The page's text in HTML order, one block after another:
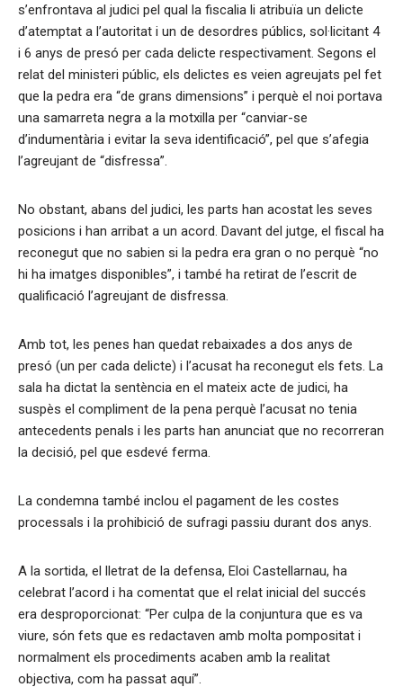
s’enfrontava al judici pel qual la fiscalia li atribuïa un delicte
d’atemptat a l’autoritat i un de desordres públics, sol·licitant 4
i 6 anys de presó per cada delicte respectivament. Segons el
relat del ministeri públic, els delictes es veien agreujats pel fet
que la pedra era “de grans dimensions” i perquè el noi portava
una samarreta negra a la motxilla per “canviar-se
d’indumentària i evitar la seva identificació”, pel que s’afegia
l’agreujant de “disfressa”.
No obstant, abans del judici, les parts han acostat les seves
posicions i han arribat a un acord. Davant del jutge, el fiscal ha
reconegut que no sabien si la pedra era gran o no perquè “no
hi ha imatges disponibles”, i també ha retirat de l’escrit de
qualificació l’agreujant de disfressa.
Amb tot, les penes han quedat rebaixades a dos anys de
presó (un per cada delicte) i l’acusat ha reconegut els fets. La
sala ha dictat la sentència en el mateix acte de judici, ha
suspès el compliment de la pena perquè l’acusat no tenia
antecedents penals i les parts han anunciat que no recorreran
la decisió, pel que esdevé ferma.
La condemna també inclou el pagament de les costes
processals i la prohibició de sufragi passiu durant dos anys.
A la sortida, el lletrat de la defensa, Eloi Castellarnau, ha
celebrat l’acord i ha comentat que el relat inicial del succés
era desproporcionat: “Per culpa de la conjuntura que es va
viure, són fets que es redactaven amb molta pompositat i
normalment els procediments acaben amb la realitat
objectiva, com ha passat aquí”.